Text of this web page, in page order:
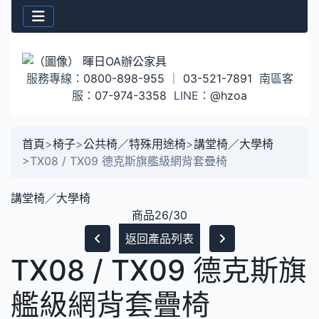
服務專線： 0800-898-955 03-521-7891 南區客
服： 07-974-3358 LINE： @hzoa
首頁>椅子>公共椅／特殊用途椅>講堂椅／大學椅
>TX08 / TX09 德克斯旗艦級網背套疊椅
講堂椅／大學椅
商品26/30
返回產品列表
TX08 / TX09 德克斯旗
艦級網背套疊椅